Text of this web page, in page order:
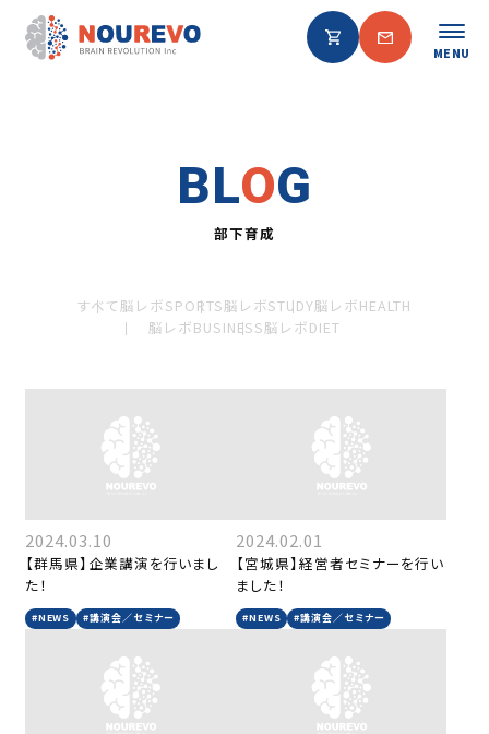
MENU
BLOG
部下育成
すべて脳レボSPORTS脳レボSTUDY脳レボHEALTH
脳レボBUSINESS脳レボDIET
2024.03.10
【群馬県】企業講演を行いまし
た！
#NEWS #講演会／セミナー
2024.02.01
【宮城県】経営者セミナーを行い
ました！
#NEWS #講演会／セミナー